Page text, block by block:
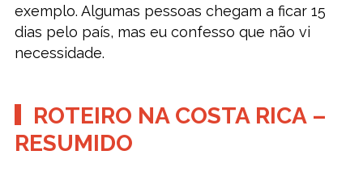
exemplo. Algumas pessoas chegam a ficar 15
dias pelo país, mas eu confesso que não vi
necessidade.
ROTEIRO NA COSTA RICA –
RESUMIDO